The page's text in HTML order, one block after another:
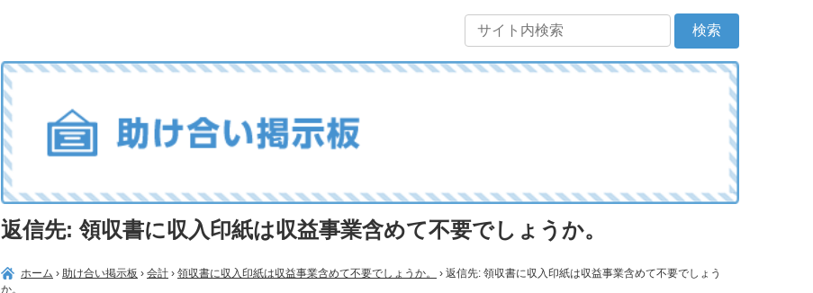
返信先: 領収書に収入印紙は収益事業含めて不要でしょうか。
ホーム › 助け合い掲示板 › 会計 › 領収書に収入印紙は収益事業含めて不要でしょうか。 › 返信先: 領収書に収入印紙は収益事業含めて不要でしょう
か。